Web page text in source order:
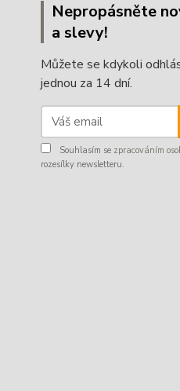
Nepropásněte
a slevy!
Můžete se kdykoli
jednou za 14 dní.
Souhlasím se zpracováním
rozesílky newsletteru.